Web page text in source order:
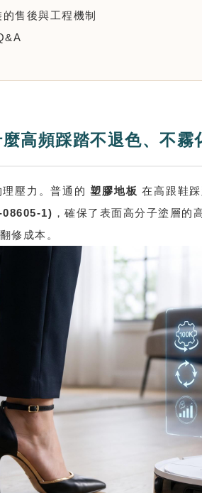
售後與工程機制
高頻踩踏不退色、不霧
理壓力。普通的塑膠地板 在高跟鞋
08605-1) ，確保了表面高分子塗層的
修成本。